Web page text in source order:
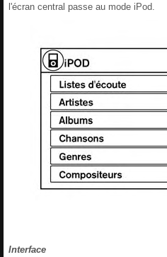
l'écran central passe au mode iPod.
Interface